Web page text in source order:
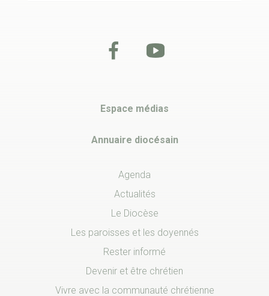
Espace médias
Annuaire diocésain
Agenda
Actualités
Le Diocèse
Les paroisses et les doyennés
Rester informé
Devenir et être chrétien
Vivre avec la communauté chrétienne